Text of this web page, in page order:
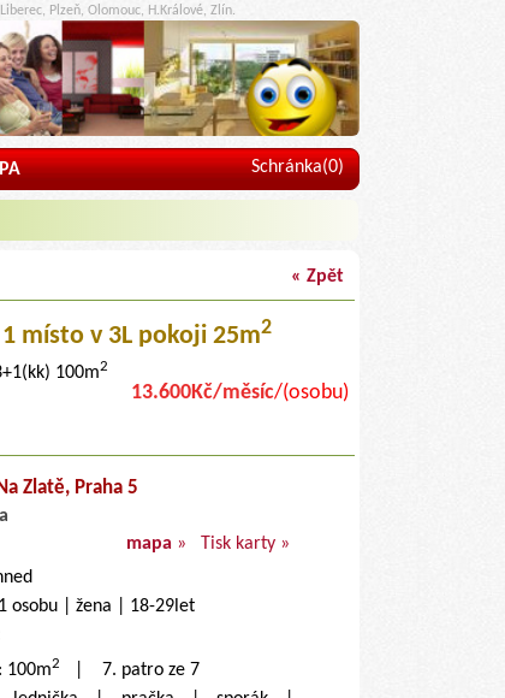
Plzeň, Olomouc, H.Králové, Zlín.
Schránka(0)
« Zpět
1 místo v 3L pokoji 25m2
100m2
13.600Kč/měsíc/(osobu)
Na Zlatě, Praha 5
mapa »
Tisk karty »
1 osobu | žena | 18-29let
100m2
| 7. patro ze 7